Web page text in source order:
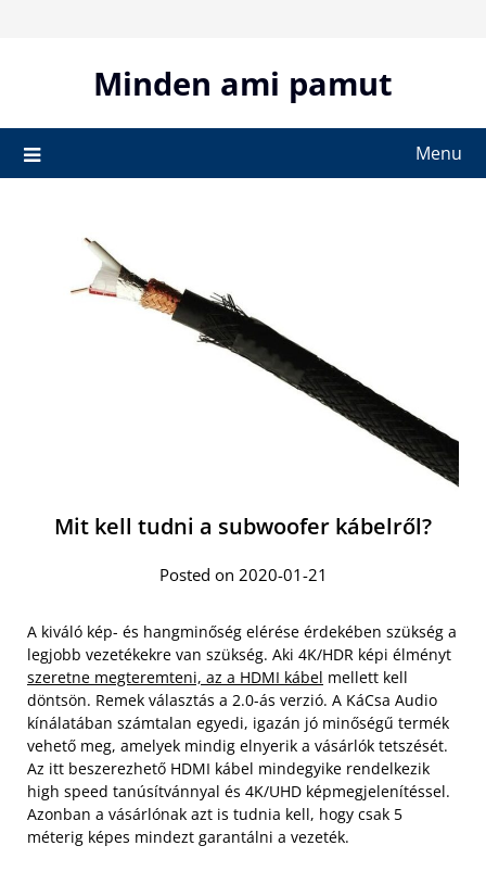
Minden ami pamut
Menu
Mit kell tudni a subwoofer kábelről?
Posted on 2020-01-21
A kiváló kép- és hangminőség elérése érdekében szükség a
legjobb vezetékekre van szükség. Aki 4K/HDR képi élményt
szeretne megteremteni, az a HDMI kábel mellett kell
döntsön. Remek választás a 2.0-ás verzió. A KáCsa Audio
kínálatában számtalan egyedi, igazán jó minőségű termék
vehető meg, amelyek mindig elnyerik a vásárlók tetszését.
Az itt beszerezhető HDMI kábel mindegyike rendelkezik
high speed tanúsítvánnyal és 4K/UHD képmegjelenítéssel.
Azonban a vásárlónak azt is tudnia kell, hogy csak 5
méterig képes mindezt garantálni a vezeték.